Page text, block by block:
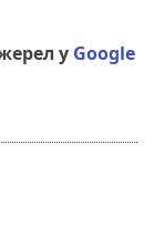
у Google